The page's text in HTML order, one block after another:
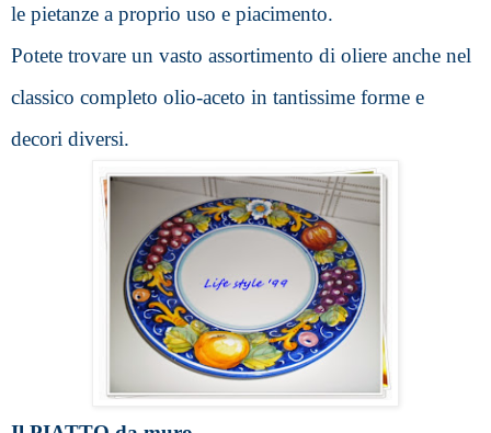
le pietanze a proprio uso e piacimento.
Potete trovare un vasto assortimento di oliere anche nel
classico completo olio-aceto in tantissime forme e
decori diversi.